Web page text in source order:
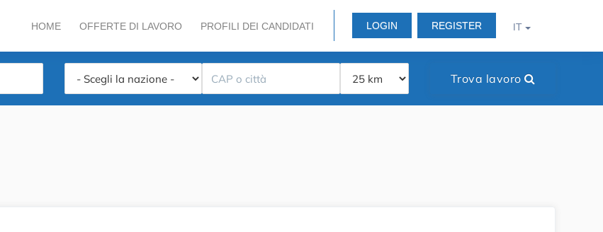
HOME OFFERTE DI LAVORO PROFILI DEI CANDIDATI LOGIN REGISTER IT
Trova lavoro